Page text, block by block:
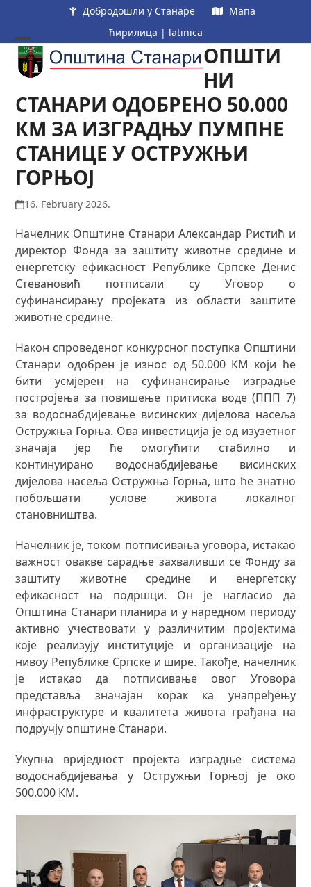
content
Добродошли у Станаре
Мапа
ћирилица | latinica
Open
mobile
menu
Close
mobile
menu
ОПШТИ
НИ
СТАНАРИ ОДОБРЕНО 50.000
КМ ЗА ИЗГРАДЊУ ПУМПНЕ
СТАНИЦЕ У ОСТРУЖЊИ
ГОРЊОЈ
16. February 2026.
Начелник Општине Станари Александар Ристић и
директор Фонда за заштиту животне средине и
енергетску ефикасност Републике Српске Денис
Стевановић потписали су Уговор о
суфинансирању пројеката из области заштите
животне средине.
Након спроведеног конкурсног поступка Општини
Станари одобрен је износ од 50.000 КМ који ће
бити усмјерен на суфинансирање изградње
постројења за повишење притиска воде (ППП 7)
за водоснабдијевање висинских дијелова насеља
Остружња Горња. Ова инвестиција је од изузетног
значаја јер ће омогућити стабилно и
континуирано водоснабдијевање висинских
дијелова насеља Остружња Горња, што ће знатно
побољшати услове живота локалног
становништва.
Начелник је, током потписивања уговорa, истакао
важност овакве сарадње захваливши се Фонду за
заштиту животне средине и енергетску
ефикасност на подршци. Он је нагласио да
Општина Станари планира и у наредном периоду
активно учествовати у различитим пројектима
које реализују институције и организације на
нивоу Републике Српске и шире. Такође, начелник
је истакао да потписивање овог Уговора
представља значајан корак ка унапређењу
инфраструктуре и квалитета живота грађана на
подручју општине Станари.
Укупна вриједност пројекта изградње система
водоснабдијевања у Остружњи Горњој је око
500.000 КМ.